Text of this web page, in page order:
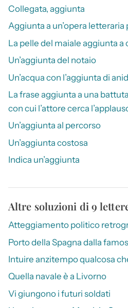
Collegata, aggiunta
Aggiunta a un’opera letteraria
La pelle del maiale aggiunta a
Un’aggiunta del notaio
Un’acqua con l’aggiunta di
La frase aggiunta a una
con cui l’attore cerca
Un’aggiunta al percorso
Un’aggiunta costosa
Indica un’aggiunta
Altre soluzioni di 9
Atteggiamento politico
Porto della Spagna dalla
Intuire anzitempo qualcosa
Quella navale è a Livorno
Vi giungono i futuri soldati